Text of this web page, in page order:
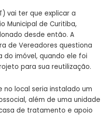
vai ter que explicar a
Municipal de Curitiba,
desde então. A
de Vereadores questiona
do imóvel, quando ele foi
para sua reutilização.
no local seria instalado um
além de uma unidade
de tratamento e apoio